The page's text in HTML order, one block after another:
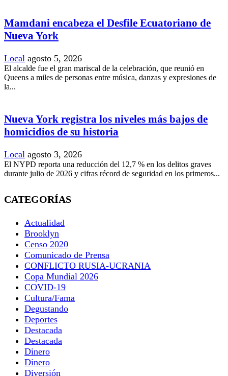
Mamdani encabeza el Desfile Ecuatoriano de
Nueva York
Local agosto 5, 2026
El alcalde fue el gran mariscal de la celebración, que reunió en
Queens a miles de personas entre música, danzas y expresiones de
la...
Nueva York registra los niveles más bajos de
homicidios de su historia
Local agosto 3, 2026
El NYPD reporta una reducción del 12,7 % en los delitos graves
durante julio de 2026 y cifras récord de seguridad en los primeros...
CATEGORÍAS
Actualidad
Brooklyn
Censo 2020
Comunicado de Prensa
CONFLICTO RUSIA-UCRANIA
Copa Mundial 2026
COVID-19
Cultura/Fama
Degustando
Deportes
Destacada
Destacada
Dinero
Dinero
Diversión